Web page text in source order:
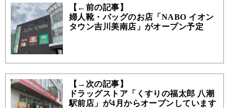
【←前の記事】
婦人靴・バッグのお店「NABO イオン
タウン吉川美南店」がオープン予定
【→次の記事】
ドラッグストア「くすりの福太郎 八潮
駅前店」が4月からオープンしています